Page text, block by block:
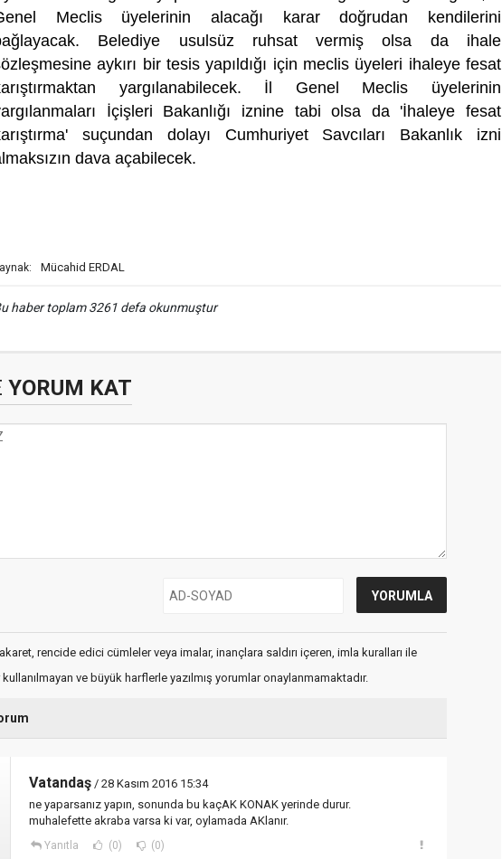
Meclis üyelerinin alacağı karar doğrudan kendilerini
Belediye usulsüz ruhsat vermiş olsa da ihale
aykırı bir tesis yapıldığı için meclis üyeleri ihaleye fesat
yargılanabilecek. İl Genel Meclis üyelerinin
İçişleri Bakanlığı iznine tabi olsa da 'İhaleye fesat
suçundan dolayı Cumhuriyet Savcıları Bakanlık izni
dava açabilecek.
Mücahid ERDAL
haber toplam 3261 defa okunmuştur
YORUM KAT
rencide edici cümleler veya imalar, inançlara saldırı içeren, imla kuralları ile
ve büyük harflerle yazılmış yorumlar onaylanmamaktadır.
Vatandaş / 28 Kasım 2016 15:34
ne yaparsanız yapın, sonunda bu kaçAK KONAK yerinde durur.
muhalefette akraba varsa ki var, oylamada AKlanır.
Yanıtla (0) (0)